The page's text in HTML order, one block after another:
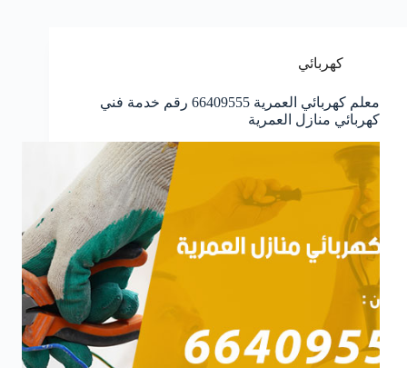
كهربائي
معلم كهربائي العمرية 66409555 رقم خدمة فني
كهربائي منازل العمرية